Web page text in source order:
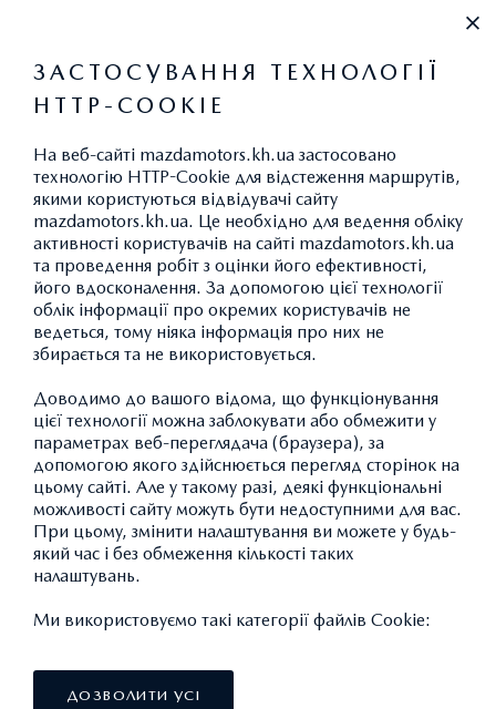
НОВИНИ ТА ПОДІЇ
НОВИЙ РІВЕНЬ
РЕВОЛЮЦІЙНИЙ
SKYACTIV-Х
ЗАСТОСУВАННЯ ТЕХНОЛОГІЇ
HTTP-COOKIE
На веб-сайті mazdamotors.kh.ua застосовано
технологію HTTP-Cookie для відстеження маршрутів,
якими користуються відвідувачі сайту
mazdamotors.kh.ua. Це необхідно для ведення обліку
активності користувачів на сайті mazdamotors.kh.ua
та проведення робіт з оцінки його ефективності,
його вдосконалення. За допомогою цієї технології
облік інформації про окремих користувачів не
ведеться, тому ніяка інформація про них не
збирається та не використовується.
Доводимо до вашого відома, що функціонування
цієї технології можна заблокувати або обмежити у
параметрах веб-переглядача (браузера), за
допомогою якого здійснюється перегляд сторінок на
цьому сайті. Але у такому разі, деякі функціональні
можливості сайту можуть бути недоступними для вас.
При цьому, змінити налаштування ви можете у будь-
який час і без обмеження кількості таких
налаштувань.
Ми використовуємо такі категорії файлів Cookie:
ДОЗВОЛИТИ УСІ